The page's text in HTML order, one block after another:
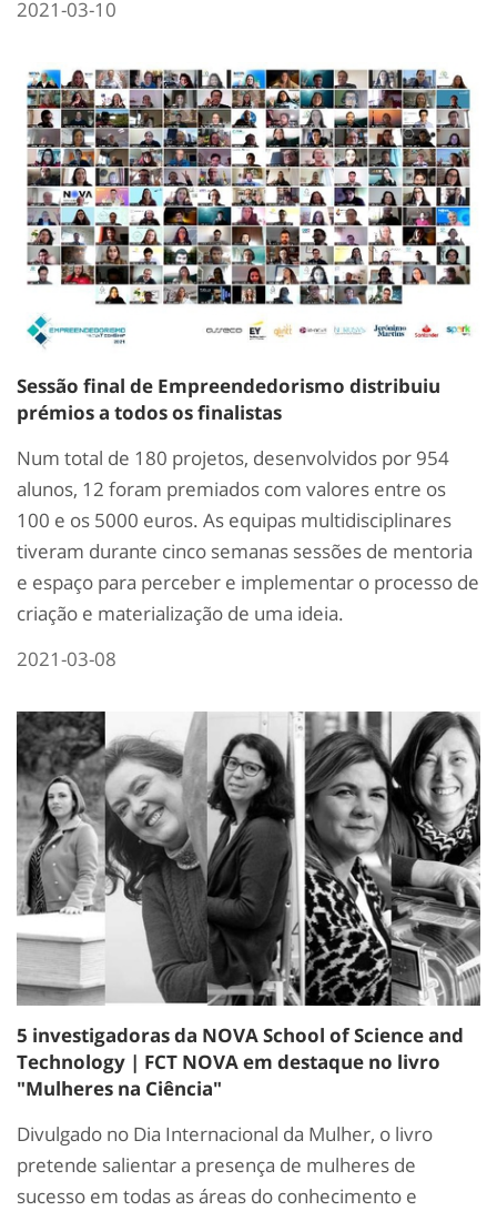
2021-03-10
Sessão final de Empreendedorismo distribuiu
prémios a todos os finalistas
Num total de 180 projetos, desenvolvidos por 954
alunos, 12 foram premiados com valores entre os
100 e os 5000 euros. As equipas multidisciplinares
tiveram durante cinco semanas sessões de mentoria
e espaço para perceber e implementar o processo de
criação e materialização de uma ideia.
2021-03-08
5 investigadoras da NOVA School of Science and
Technology | FCT NOVA em destaque no livro
"Mulheres na Ciência"
Divulgado no Dia Internacional da Mulher, o livro
pretende salientar a presença de mulheres de
sucesso em todas as áreas do conhecimento e